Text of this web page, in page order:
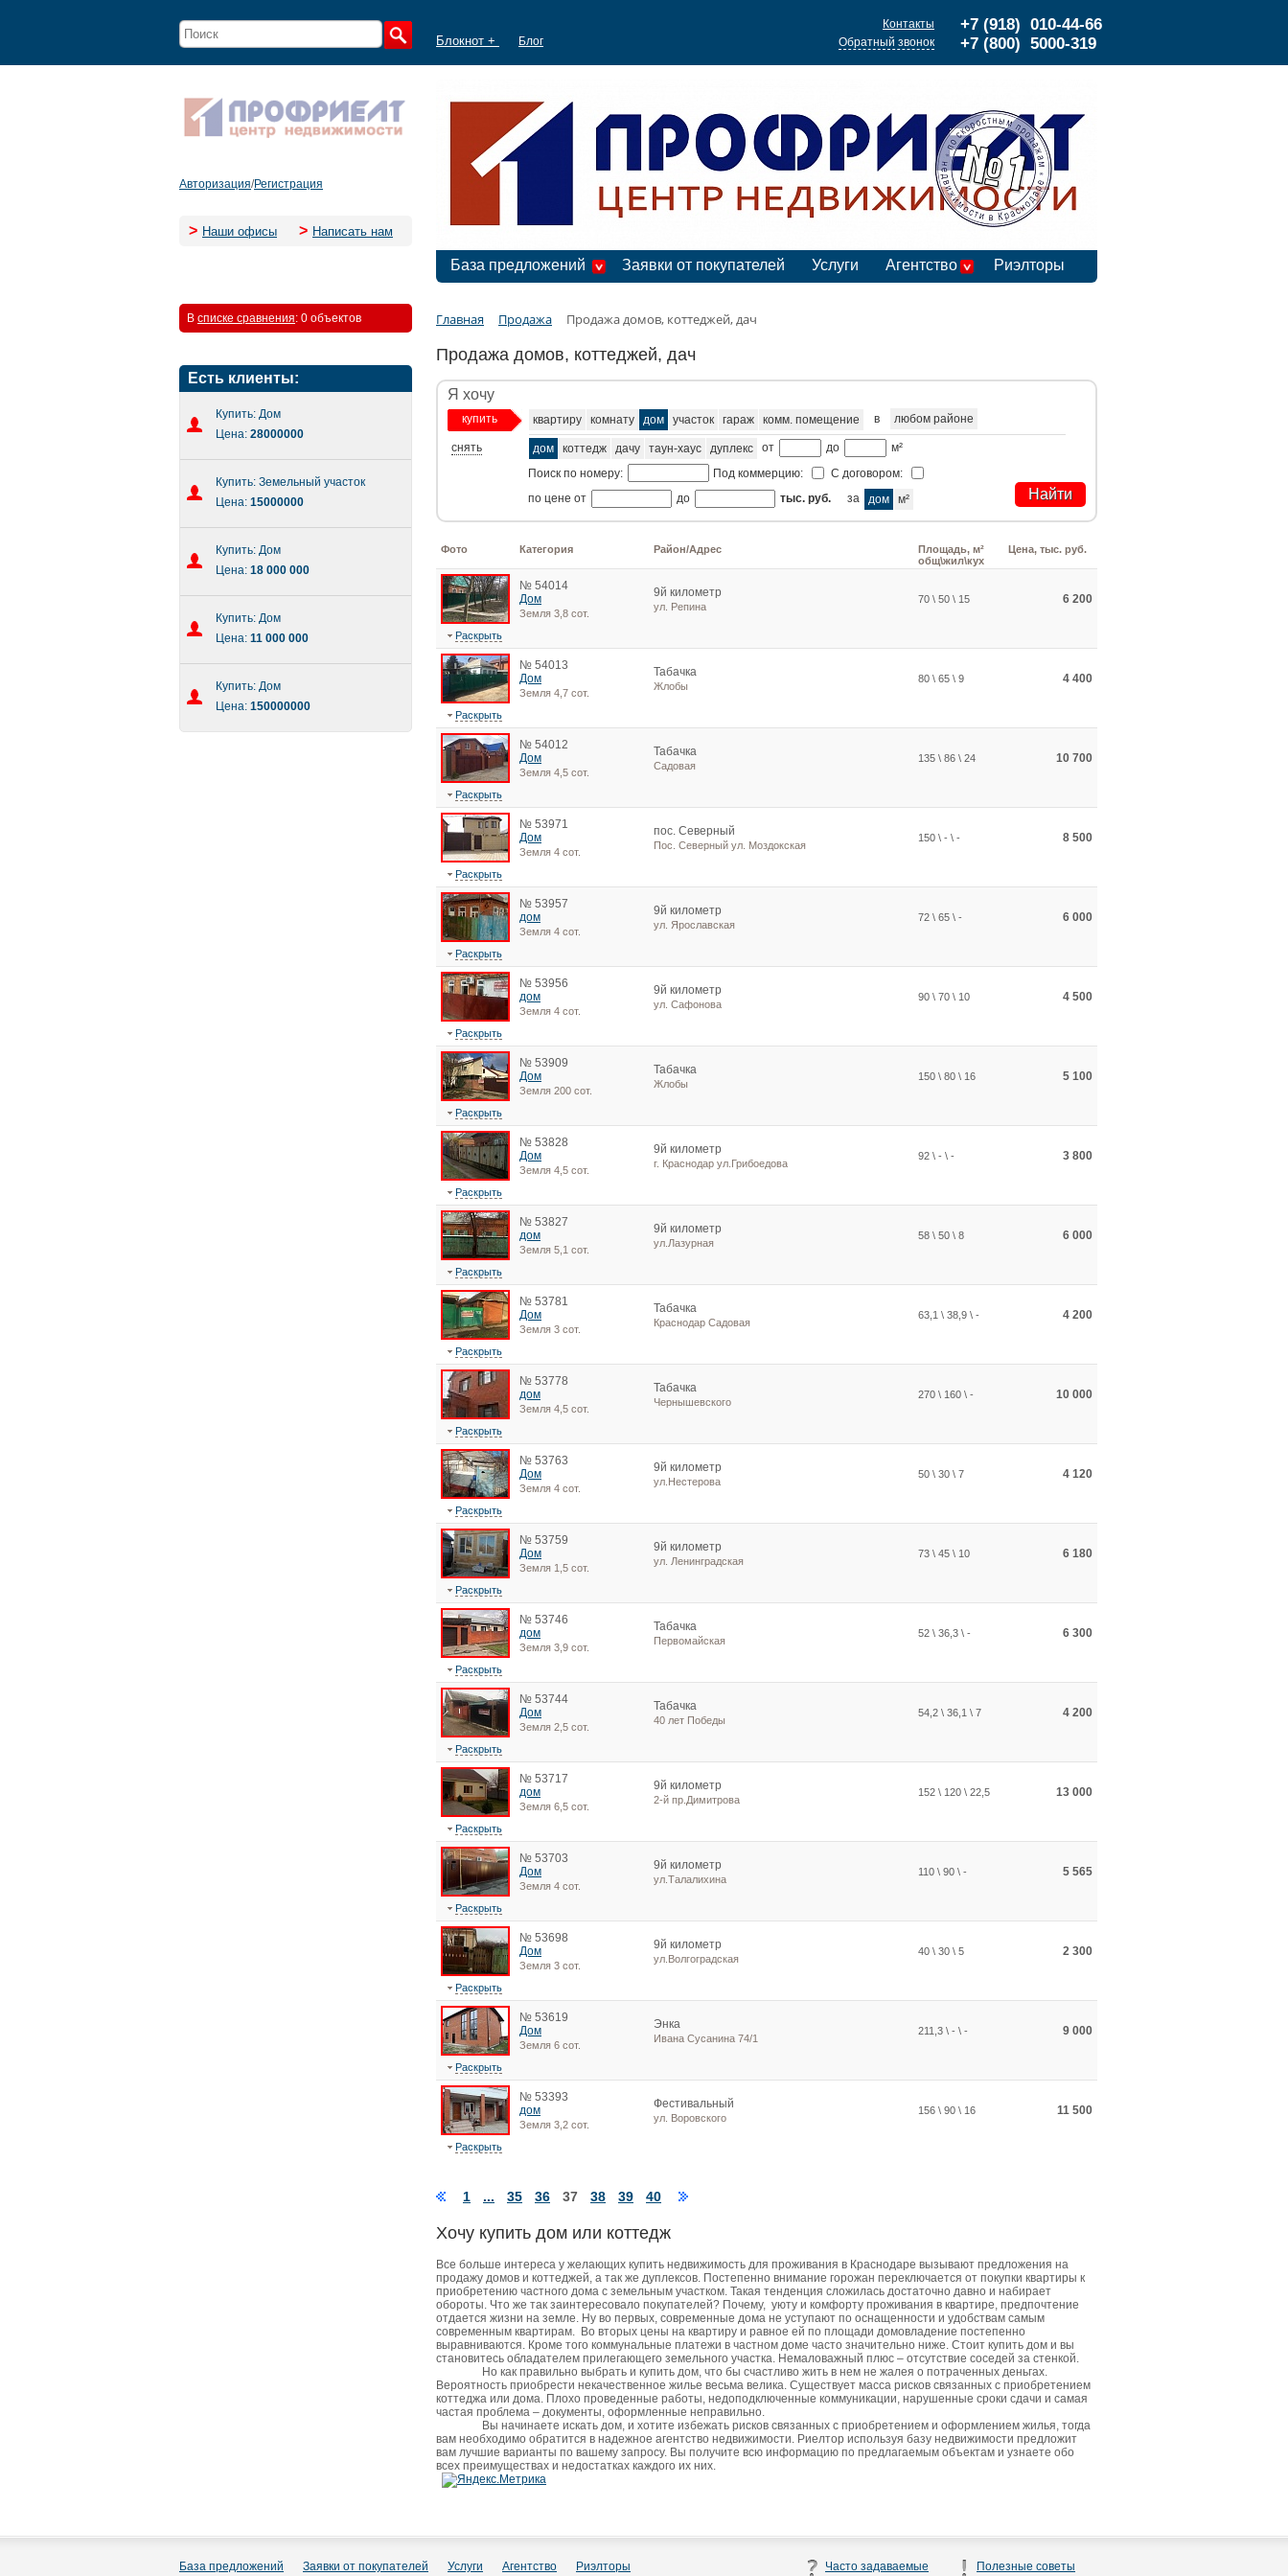
Блокнот + Блог
+7 (918) 010-44-66
+7 (800) 5000-319
Контакты
Обратный звонок
Авторизация/Регистрация
> Наши офисы > Написать нам
База предложений Заявки от покупателей Услуги Агентство Риэлторы
В списке сравнения: 0 объектов
Есть клиенты:
Купить: Дом
Цена: 28000000
Купить: Земельный участок
Цена: 15000000
Купить: Дом
Цена: 18 000 000
Купить: Дом
Цена: 11 000 000
Купить: Дом
Цена: 150000000
Главная Продажа Продажа домов, коттеджей, дач
Продажа домов, коттеджей, дач
Я хочу
купить
снять
квартиру комнату дом участок гараж комм. помещение в любом районе
дом коттедж дачу таун-хаус дуплекс от до
м²
Поиск по номеру:
Под коммерцию:
С договором:
по цене от
до тыс. руб. за дом м²
Фото Категория Район/Адрес
Площадь, м²
общ\жил\кух
Цена, тыс. руб.
№ 54014
Дом
Земля 3,8 сот.
9й километр
ул. Репина
70 \ 50 \ 15 6 200
Раскрыть
№ 54013
Дом
Земля 4,7 сот.
Табачка
Жлобы
80 \ 65 \ 9 4 400
Раскрыть
№ 54012
Дом
Земля 4,5 сот.
Табачка
Садовая
135 \ 86 \ 24 10 700
Раскрыть
№ 53971
Дом
Земля 4 сот.
пос. Северный
Пос. Северный ул. Моздокская
150 \ - \ - 8 500
Раскрыть
№ 53957
дом
Земля 4 сот.
9й километр
ул. Ярославская
72 \ 65 \ - 6 000
Раскрыть
№ 53956
дом
Земля 4 сот.
9й километр
ул. Сафонова
90 \ 70 \ 10 4 500
Раскрыть
№ 53909
Дом
Земля 200 сот.
Табачка
Жлобы
150 \ 80 \ 16 5 100
Раскрыть
№ 53828
Дом
Земля 4,5 сот.
9й километр
г. Краснодар ул.Грибоедова
92 \ - \ - 3 800
Раскрыть
№ 53827
дом
Земля 5,1 сот.
9й километр
ул.Лазурная
58 \ 50 \ 8 6 000
Раскрыть
№ 53781
Дом
Земля 3 сот.
Табачка
Краснодар Садовая
63,1 \ 38,9 \ - 4 200
Раскрыть
№ 53778
дом
Земля 4,5 сот.
Табачка
Чернышевского
270 \ 160 \ - 10 000
Раскрыть
№ 53763
Дом
Земля 4 сот.
9й километр
ул.Нестерова
50 \ 30 \ 7 4 120
Раскрыть
№ 53759
Дом
Земля 1,5 сот.
9й километр
ул. Ленинградская
73 \ 45 \ 10 6 180
Раскрыть
№ 53746
дом
Земля 3,9 сот.
Табачка
Первомайская
52 \ 36,3 \ - 6 300
Раскрыть
№ 53744
Дом
Земля 2,5 сот.
Табачка
40 лет Победы
54,2 \ 36,1 \ 7 4 200
Раскрыть
№ 53717
дом
Земля 6,5 сот.
9й километр
2-й пр.Димитрова
152 \ 120 \ 22,5 13 000
Раскрыть
№ 53703
Дом
Земля 4 сот.
9й километр
ул.Талалихина
110 \ 90 \ - 5 565
Раскрыть
№ 53698
Дом
Земля 3 сот.
9й километр
ул.Волгоградская
40 \ 30 \ 5 2 300
Раскрыть
№ 53619
Дом
Земля 6 сот.
Энка
Ивана Сусанина 74/1
211,3 \ - \ - 9 000
Раскрыть
№ 53393
дом
Земля 3,2 сот.
Фестивальный
ул. Воровского
156 \ 90 \ 16 11 500
Раскрыть
1 ... 35 36 37 38 39 40
Хочу купить дом или коттедж
Все больше интереса у желающих купить недвижимость для проживания в Краснодаре вызывают предложения на
продажу домов и коттеджей, а так же дуплексов. Постепенно внимание горожан переключается от покупки квартиры к
приобретению частного дома с земельным участком. Такая тенденция сложилась достаточно давно и набирает
обороты. Что же так заинтересовало покупателей? Почему, уюту и комфорту проживания в квартире, предпочтение
отдается жизни на земле. Ну во первых, современные дома не уступают по оснащенности и удобствам самым
современным квартирам. Во вторых цены на квартиру и равное ей по площади домовладение постепенно
выравниваются. Кроме того коммунальные платежи в частном доме часто значительно ниже. Стоит купить дом и вы
становитесь обладателем прилегающего земельного участка. Немаловажный плюс – отсутствие соседей за стенкой.
Но как правильно выбрать и купить дом, что бы счастливо жить в нем не жалея о потраченных деньгах.
Вероятность приобрести некачественное жилье весьма велика. Существует масса рисков связанных с приобретением
коттеджа или дома. Плохо проведенные работы, недоподключенные коммуникации, нарушенные сроки сдачи и самая
частая проблема – документы, оформленные неправильно.
Вы начинаете искать дом, и хотите избежать рисков связанных с приобретением и оформлением жилья, тогда
вам необходимо обратится в надежное агентство недвижимости. Риелтор используя базу недвижимости предложит
вам лучшие варианты по вашему запросу. Вы получите всю информацию по предлагаемым объектам и узнаете обо
всех преимуществах и недостатках каждого их них.
База предложений Заявки от покупателей Услуги Агентство Риэлторы
Часто задаваемые
Полезные советы